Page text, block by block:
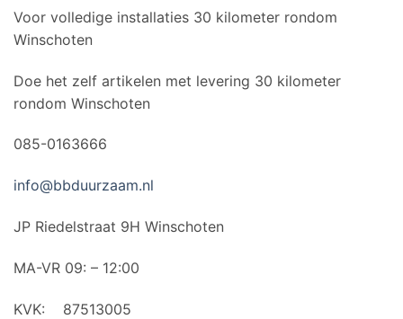
Voor volledige installaties 30 kilometer rondom
Winschoten
Doe het zelf artikelen met levering 30 kilometer
rondom Winschoten
085-0163666
info@bbduurzaam.nl
JP Riedelstraat 9H Winschoten
MA-VR 09: – 12:00
KVK: 87513005